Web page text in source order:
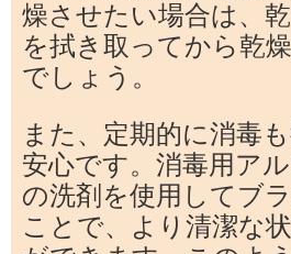
燥させたい場合は、
を拭き取ってから乾
でしょう。
また、定期的に消毒
安心です。消毒用ア
の洗剤を使用してブ
ことで、より清潔な